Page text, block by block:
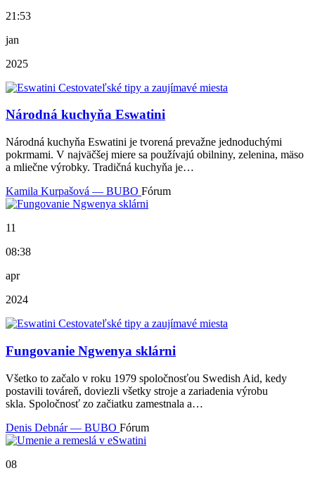
21:53
jan
2025
Národná kuchyňa Eswatini
Národná kuchyňa Eswatini je tvorená prevažne jednoduchými
pokrmami. V najväčšej miere sa používajú obilniny, zelenina, mäso
a mliečne výrobky. Tradičná kuchyňa je…
Kamila Kurpašová — BUBO Fórum
11
08:38
apr
2024
Fungovanie Ngwenya sklárni
Všetko to začalo v roku 1979 spoločnosťou Swedish Aid, kedy
postavili továreň, doviezli všetky stroje a zariadenia výrobu
skla. Spoločnosť zo začiatku zamestnala a…
Denis Debnár — BUBO Fórum
08